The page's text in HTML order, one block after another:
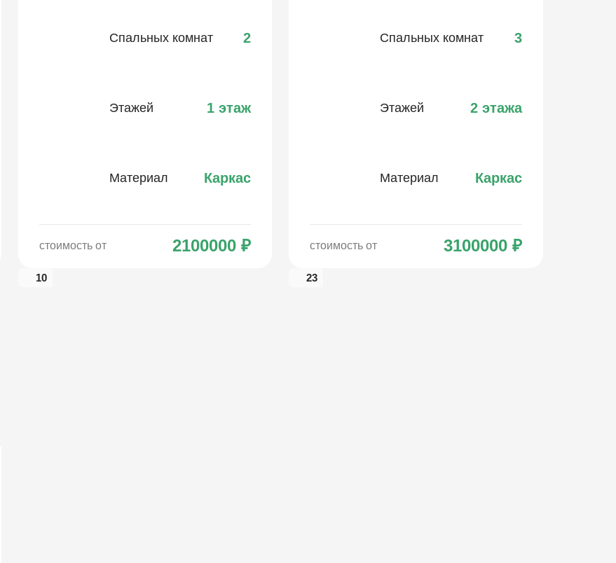
Спальных комнат 2
Этажей 1 этаж
Материал Каркас
стоимость от 2100000 ₽
10
Спальных комнат 3
Этажей 2 этажа
Материал Каркас
стоимость от 3100000 ₽
23